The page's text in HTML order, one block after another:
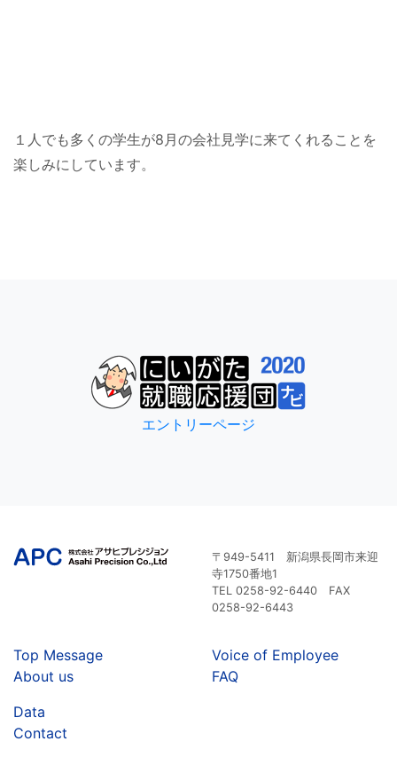
１人でも多くの学生が8月の会社見学に来てくれることを
楽しみにしています。
エントリーページ
〒949-5411 新潟県長岡市来迎
寺1750番地1
TEL 0258-92-6440 FAX
0258-92-6443
Top Message
About us
Voice of Employee
FAQ
Data
Contact